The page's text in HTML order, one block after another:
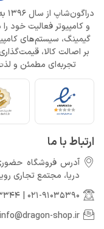
و کامپیوتر فعالیت خود
گیمینگ، سیستم‌های
بر اصالت کالا،
تجربه‌ای مطمئن و
ارتباط با ما
آدرس فروشگاه
دريا، مجتمع تجارى رويـال، طبقه
021-91035390
info@dragon-shop.ir